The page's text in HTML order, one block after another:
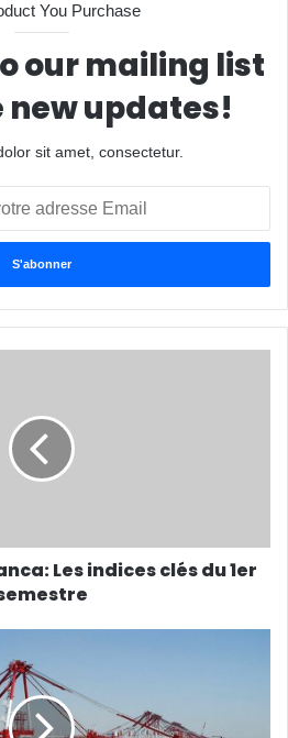
You Purchase
our mailing list
new updates!
sit amet, consectetur.
Les indices clés du 1er